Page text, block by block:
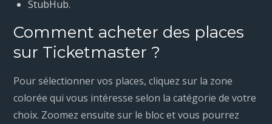
StubHub.
Comment acheter des places
sur Ticketmaster ?
Pour sélectionner vos places, cliquez sur la zone
colorée qui vous intéresse selon la catégorie de votre
choix. Zoomez ensuite sur le bloc et vous pourrez